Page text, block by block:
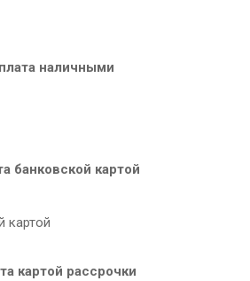
наличными
банковской картой
картой рассрочки